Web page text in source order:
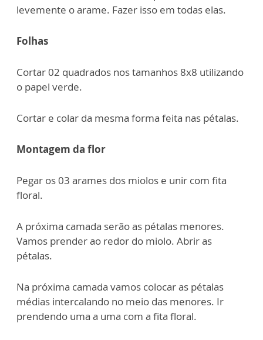
levemente o arame. Fazer isso em todas elas.
Folhas
Cortar 02 quadrados nos tamanhos 8x8 utilizando
o papel verde.
Cortar e colar da mesma forma feita nas pétalas.
Montagem da flor
Pegar os 03 arames dos miolos e unir com fita
floral.
A próxima camada serão as pétalas menores.
Vamos prender ao redor do miolo. Abrir as
pétalas.
Na próxima camada vamos colocar as pétalas
médias intercalando no meio das menores. Ir
prendendo uma a uma com a fita floral.